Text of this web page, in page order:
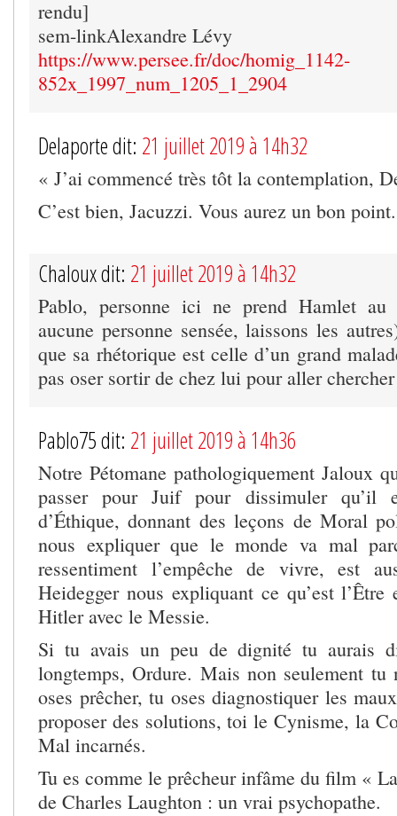
rendu]
sem-linkAlexandre Lévy
https://www.persee.fr/doc/homig_1142-
852x_1997_num_1205_1_2904
Delaporte dit: 21 juillet 2019 à 14h32
« J’ai commencé très tôt la contemplation,
C’est bien, Jacuzzi. Vous aurez un bon point.
Chaloux dit: 21 juillet 2019 à 14h32
Pablo, personne ici ne prend Hamlet au
aucune personne sensée, laissons les
que sa rhétorique est celle d’un grand
pas oser sortir de chez lui pour aller
Pablo75 dit: 21 juillet 2019 à 14h36
Notre Pétomane pathologiquement Jaloux
passer pour Juif pour dissimuler qu’il
d’Éthique, donnant des leçons de Moral
nous expliquer que le monde va mal
ressentiment l’empêche de vivre, est
Heidegger nous expliquant ce qu’est l’Être
Hitler avec le Messie.
Si tu avais un peu de dignité tu aurais
longtemps, Ordure. Mais non seulement tu
oses prêcher, tu oses diagnostiquer les
proposer des solutions, toi le Cynisme, la
Mal incarnés.
Tu es comme le prêcheur infâme du film «
de Charles Laughton : un vrai psychopathe.